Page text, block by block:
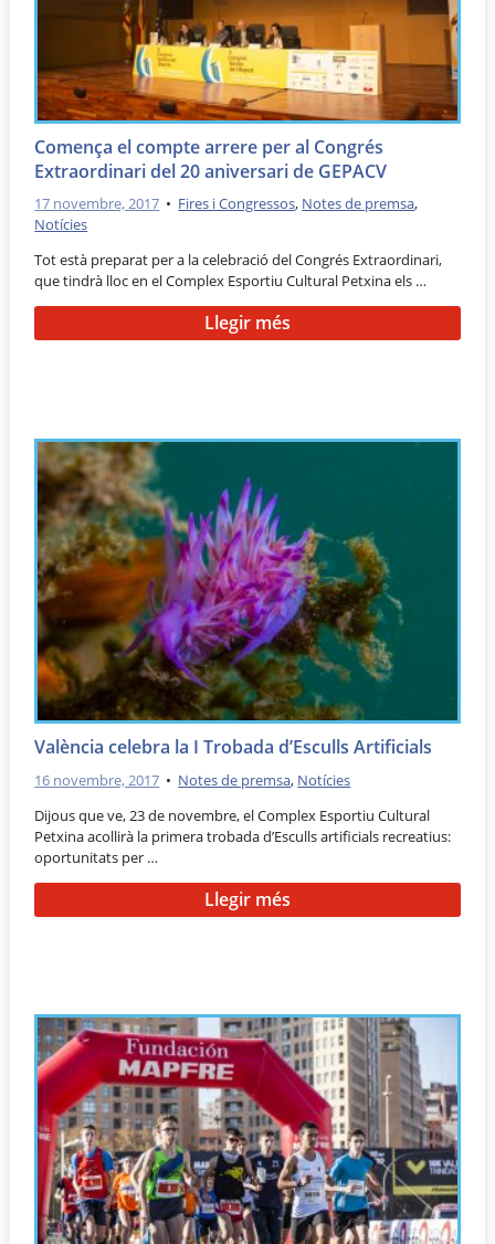
Comença el compte arrere per al Congrés
Extraordinari del 20 aniversari de GEPACV
17 novembre, 2017 • Fires i Congressos, Notes de premsa,
Notícies
Tot està preparat per a la celebració del Congrés Extraordinari,
que tindrà lloc en el Complex Esportiu Cultural Petxina els …
Llegir més
València celebra la I Trobada d’Esculls Artificials
16 novembre, 2017 • Notes de premsa, Notícies
Dijous que ve, 23 de novembre, el Complex Esportiu Cultural
Petxina acollirà la primera trobada d’Esculls artificials recreatius:
oportunitats per …
Llegir més